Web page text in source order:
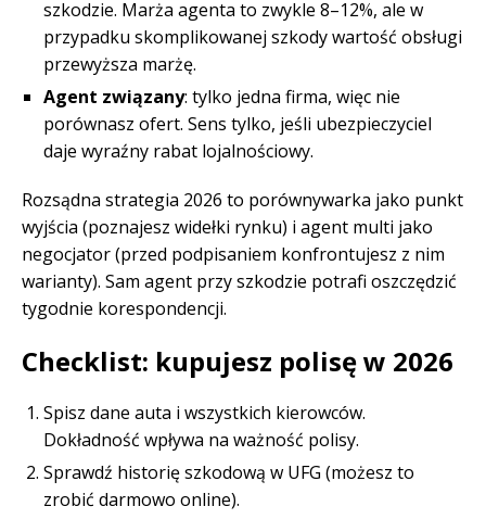
szkodzie. Marża agenta to zwykle 8–12%, ale w
przypadku skomplikowanej szkody wartość obsługi
przewyższa marżę.
Agent związany: tylko jedna firma, więc nie
porównasz ofert. Sens tylko, jeśli ubezpieczyciel
daje wyraźny rabat lojalnościowy.
Rozsądna strategia 2026 to porównywarka jako punkt
wyjścia (poznajesz widełki rynku) i agent multi jako
negocjator (przed podpisaniem konfrontujesz z nim
warianty). Sam agent przy szkodzie potrafi oszczędzić
tygodnie korespondencji.
Checklist: kupujesz polisę w 2026
Spisz dane auta i wszystkich kierowców.
Dokładność wpływa na ważność polisy.
Sprawdź historię szkodową w UFG (możesz to
zrobić darmowo online).